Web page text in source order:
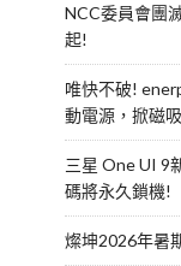
NCC委員會團
起!
唯快不破!
動電源，掀磁
三星 One UI 9
碼將永久鎖機!
燦坤2026年暑